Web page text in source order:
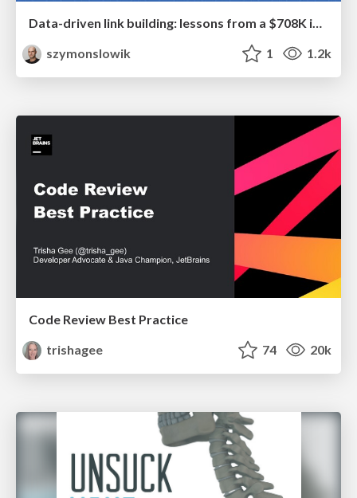
Data-driven link building: lessons from a $708K investment (BrightonSEO talk)
szymonslowik
1 1.2k
Code Review Best Practice
trishagee
74 20k